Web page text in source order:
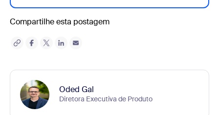
Compartilhe esta postagem
Oded Gal
Diretora Executiva de Produto